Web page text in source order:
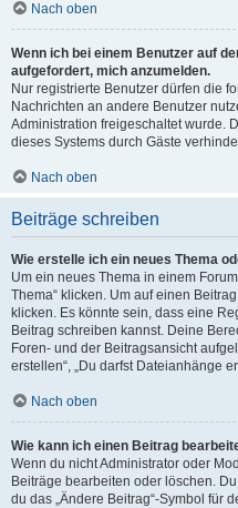
Nach oben
Wenn ich bei einem Benutzer auf
aufgefordert, mich anzumelden.
Nur registrierte Benutzer dürfen die
Nachrichten an andere Benutzer
Administration freigeschaltet wurde.
dieses Systems durch Gäste
Nach oben
Beiträge schreiben
Wie erstelle ich ein neues Thema
Um ein neues Thema in einem
Thema“ klicken. Um auf einen
klicken. Es könnte sein, dass eine
Beitrag schreiben kannst. Deine
Foren- und der Beitragsansicht
erstellen“, „Du darfst Dateianhänge
Nach oben
Wie kann ich einen Beitrag
Wenn du nicht Administrator oder
Beiträge bearbeiten oder löschen.
du das „Ändere Beitrag“-Symbol für